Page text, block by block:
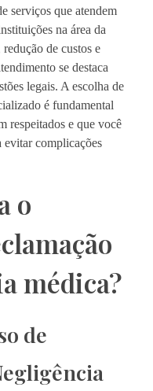
serviços que atendem
na área da
de custos e
se destaca
legais. A escolha de
é fundamental
respeitados e que você
evitar complicações
o
médica?
de